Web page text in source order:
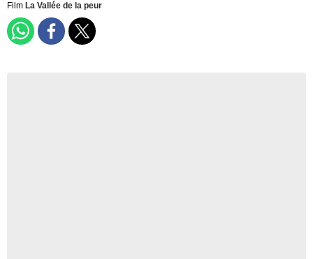
Film La Vallée de la peur